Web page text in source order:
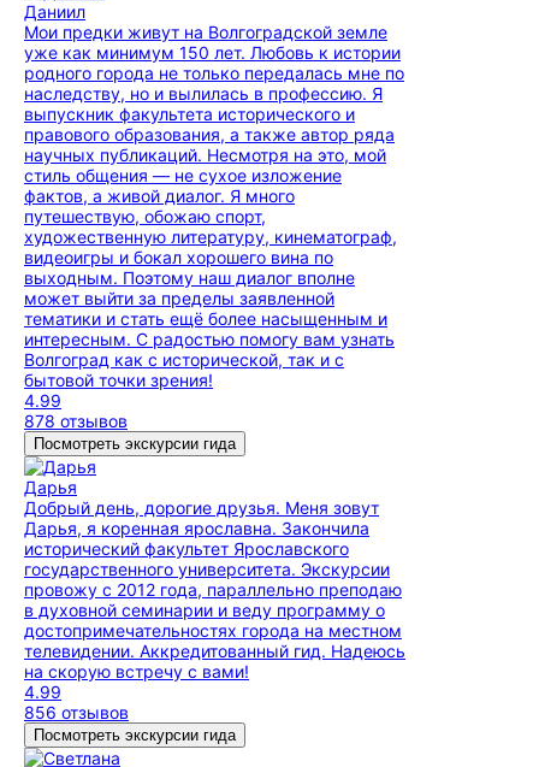
Даниил
Мои предки живут на Волгоградской земле
уже как минимум 150 лет. Любовь к истории
родного города не только передалась мне по
наследству, но и вылилась в профессию. Я
выпускник факультета исторического и
правового образования, а также автор ряда
научных публикаций. Несмотря на это, мой
стиль общения — не сухое изложение
фактов, а живой диалог. Я много
путешествую, обожаю спорт,
художественную литературу, кинематограф,
видеоигры и бокал хорошего вина по
выходным. Поэтому наш диалог вполне
может выйти за пределы заявленной
тематики и стать ещё более насыщенным и
интересным. С радостью помогу вам узнать
Волгоград как с исторической, так и с
бытовой точки зрения!
4.99
878 отзывов
Посмотреть экскурсии гида
Дарья
Добрый день, дорогие друзья. Меня зовут
Дарья, я коренная ярославна. Закончила
исторический факультет Ярославского
государственного университета. Экскурсии
провожу с 2012 года, параллельно преподаю
в духовной семинарии и веду программу о
достопримечательностях города на местном
телевидении. Аккредитованный гид. Надеюсь
на скорую встречу с вами!
4.99
856 отзывов
Посмотреть экскурсии гида